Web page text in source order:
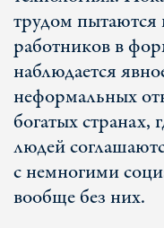
трудом
работников в
наблюдается
неформальных
богатых странах,
людей
с немногими
вообще без них.